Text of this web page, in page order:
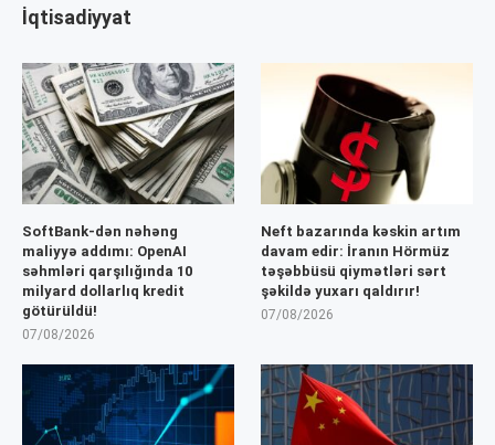
İqtisadiyyat
SoftBank-dən nəhəng
maliyyə addımı: OpenAI
səhmləri qarşılığında 10
milyard dollarlıq kredit
götürüldü!
07/08/2026
Neft bazarında kəskin artım
davam edir: İranın Hörmüz
təşəbbüsü qiymətləri sərt
şəkildə yuxarı qaldırır!
07/08/2026